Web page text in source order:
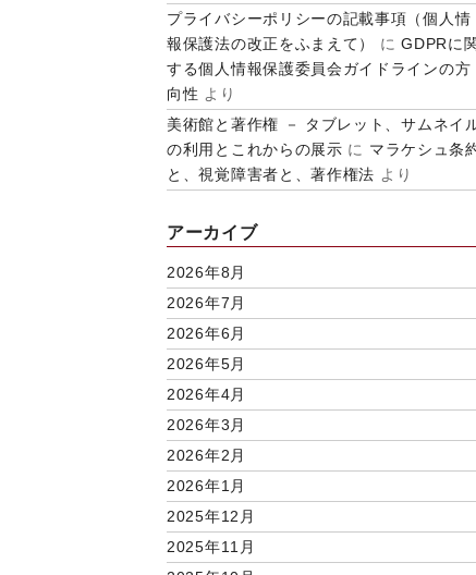
プライバシーポリシーの記載事項（個人情
報保護法の改正をふまえて）
にGDPRに
する個人情報保護委員会ガイドラインの方
向性 より
美術館と著作権 － タブレット、サムネイ
の利用とこれからの展示 に マラケシュ条
と、視覚障害者と、著作権法 より
アーカイブ
2026年8月
2026年7月
2026年6月
2026年5月
2026年4月
2026年3月
2026年2月
2026年1月
2025年12月
2025年11月